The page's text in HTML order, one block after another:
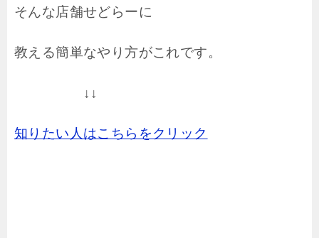
そんな店舗せどらーに
教える簡単なやり方がこれです。
↓↓
知りたい人はこちらをクリック